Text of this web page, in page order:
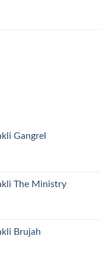
Gangrel
The Ministry
Brujah